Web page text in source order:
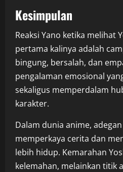
Kesimpulan
Reaksi Yano ketika melihat
pertama kalinya adalah
bingung, bersalah, dan
pengalaman emosional
sekaligus memperdalam
karakter.
Dalam dunia anime,
memperkaya cerita dan
lebih hidup. Kemarahan
kelemahan, melainkan titik